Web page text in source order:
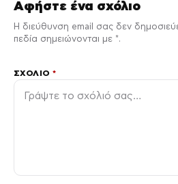
Αφήστε ένα σχόλιο
Η διεύθυνση email σας δεν
πεδία σημειώνονται με *.
ΣΧΌΛΙΟ*